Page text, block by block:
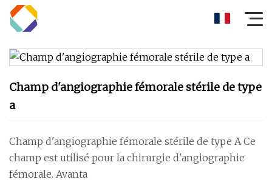
Champ d'angiographie fémorale stérile de type
a
Champ d'angiographie fémorale stérile de type A Ce
champ est utilisé pour la chirurgie d'angiographie
fémorale. Avanta